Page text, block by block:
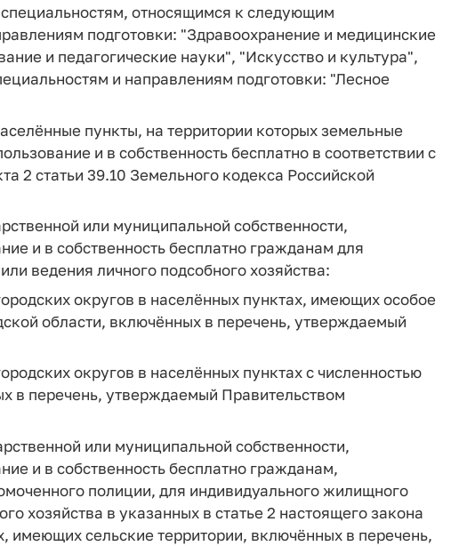
относящимся к следующим
подготовки: "Здравоохранение и медицинские
и педагогические науки", "Искусство и культура",
и направлениям подготовки: "Лесное
пункты, на территории которых земельные
и в собственность бесплатно в соответствии с
2 статьи 39.10 Земельного кодекса Российской
или муниципальной собственности,
и в собственность бесплатно гражданам для
ведения личного подсобного хозяйства:
округов в населённых пунктах, имеющих особое
области, включённых в перечень, утверждаемый
округов в населённых пунктах с численностью
в перечень, утверждаемый Правительством
или муниципальной собственности,
и в собственность бесплатно гражданам,
полиции, для индивидуального жилищного
хозяйства в указанных в статье 2 настоящего закона
имеющих сельские территории, включённых в перечень,